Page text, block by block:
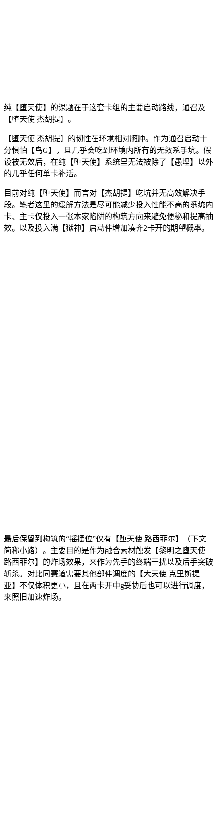
纯【堕天使】的课题在于这套卡组的主要启动路线，通召及
【堕天使 杰胡提】。
【堕天使 杰胡提】的韧性在环境相对臃肿。作为通召启动十
分惧怕【鸟G】，且几乎会吃到环境内所有的无效系手坑。假
设被无效后，在纯【堕天使】系统里无法被除了【愚埋】以外
的几乎任何单卡补活。
目前对纯【堕天使】而言对【杰胡提】吃坑并无高效解决手
段。笔者这里的缓解方法是尽可能减少投入性能不高的系统内
卡、主卡仅投入一张本家陷阱的构筑方向来避免便秘和提高抽
效。以及投入满【狱神】启动件增加凑齐2卡开的期望概率。
最后保留到构筑的“摇摆位”仅有【堕天使 路西菲尔】（下文
简称小路）。主要目的是作为融合素材触发【黎明之堕天使
路西菲尔】的炸场效果，来作为先手的终端干扰以及后手突破
斩杀。对比同赛道需要其他部件调度的【大天使 克里斯提
亚】不仅体积更小，且在两卡开中g妥协后也可以进行调度，
来照旧加速炸场。